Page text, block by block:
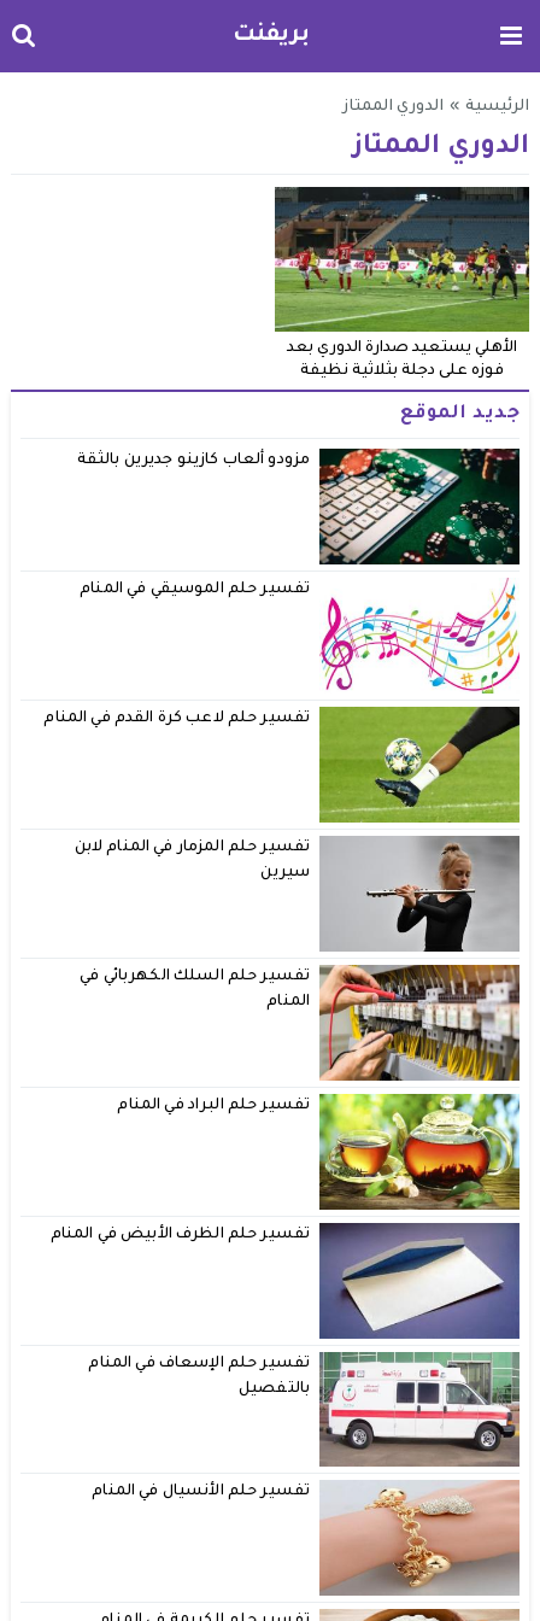
بريفنت
الرئيسية » الدوري الممتاز
الدوري الممتاز
الأهلي يستعيد صدارة الدوري بعد
فوزه على دجلة بثلاثية نظيفة
جديد الموقع
مزودو ألعاب كازينو جديرين بالثقة
تفسير حلم الموسيقي في المنام
تفسير حلم لاعب كرة القدم في المنام
تفسير حلم المزمار في المنام لابن
سيرين
تفسير حلم السلك الكهربائي في
المنام
تفسير حلم البراد في المنام
تفسير حلم الظرف الأبيض في المنام
تفسير حلم الإسعاف في المنام
بالتفصيل
تفسير حلم الأنسيال في المنام